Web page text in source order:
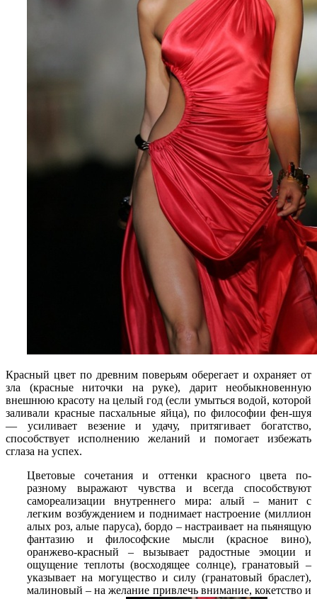
Красный цвет по древним поверьям оберегает и охраняет от
зла (красные ниточки на руке), дарит необыкновенную
внешнюю красоту на целый год (если умыться водой, которой
заливали красные пасхальные яйца), по философии фен-шуя
— усиливает везение и удачу, притягивает богатство,
способствует исполнению желаний и помогает избежать
сглаза на успех.
Цветовые сочетания и оттенки красного цвета по-
разному выражают чувства и всегда способствуют
самореализации внутреннего мира: алый – манит с
легким возбуждением и поднимает настроение (миллион
алых роз, алые паруса), бордо – настраивает на пьянящую
фантазию и философские мысли (красное вино),
оранжево-красный – вызывает радостные эмоции и
ощущение теплоты (восходящее солнце), гранатовый –
указывает на могущество и силу (гранатовый браслет),
малиновый – на желание привлечь внимание, кокетство и